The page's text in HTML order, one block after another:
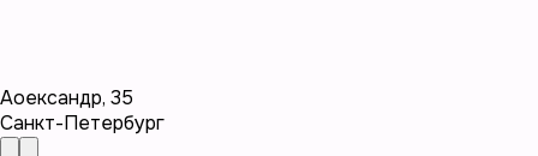
Аоександр, 35
Санкт-Петербург